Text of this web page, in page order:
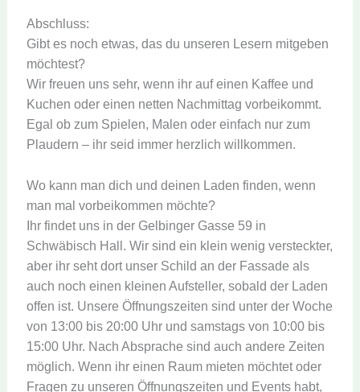
Abschluss:
Gibt es noch etwas, das du unseren Lesern mitgeben
möchtest?
Wir freuen uns sehr, wenn ihr auf einen Kaffee und
Kuchen oder einen netten Nachmittag vorbeikommt.
Egal ob zum Spielen, Malen oder einfach nur zum
Plaudern – ihr seid immer herzlich willkommen.
Wo kann man dich und deinen Laden finden, wenn
man mal vorbeikommen möchte?
Ihr findet uns in der Gelbinger Gasse 59 in
Schwäbisch Hall. Wir sind ein klein wenig versteckter,
aber ihr seht dort unser Schild an der Fassade als
auch noch einen kleinen Aufsteller, sobald der Laden
offen ist. Unsere Öffnungszeiten sind unter der Woche
von 13:00 bis 20:00 Uhr und samstags von 10:00 bis
15:00 Uhr. Nach Absprache sind auch andere Zeiten
möglich. Wenn ihr einen Raum mieten möchtet oder
Fragen zu unseren Öffnungszeiten und Events habt,